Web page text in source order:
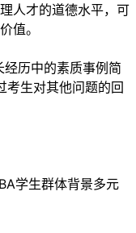
人才的道德水平，可
值。
历中的素质事例简
考生对其他问题的回
学生群体背景多元